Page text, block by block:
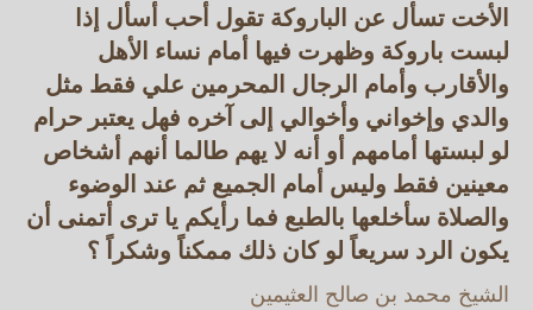
الأخت تسأل عن الباروكة تقول أحب أسأل إذا
لبست باروكة وظهرت فيها أمام نساء الأهل
والأقارب وأمام الرجال المحرمين علي فقط مثل
والدي وإخواني وأخوالي إلى آخره فهل يعتبر حرام
لو لبستها أمامهم أو أنه لا يهم طالما أنهم أشخاص
معينين فقط وليس أمام الجميع ثم عند الوضوء
والصلاة سأخلعها بالطبع فما رأيكم يا ترى أتمنى أن
يكون الرد سريعاً لو كان ذلك ممكناً وشكراً ؟
الشيخ محمد بن صالح العثيمين